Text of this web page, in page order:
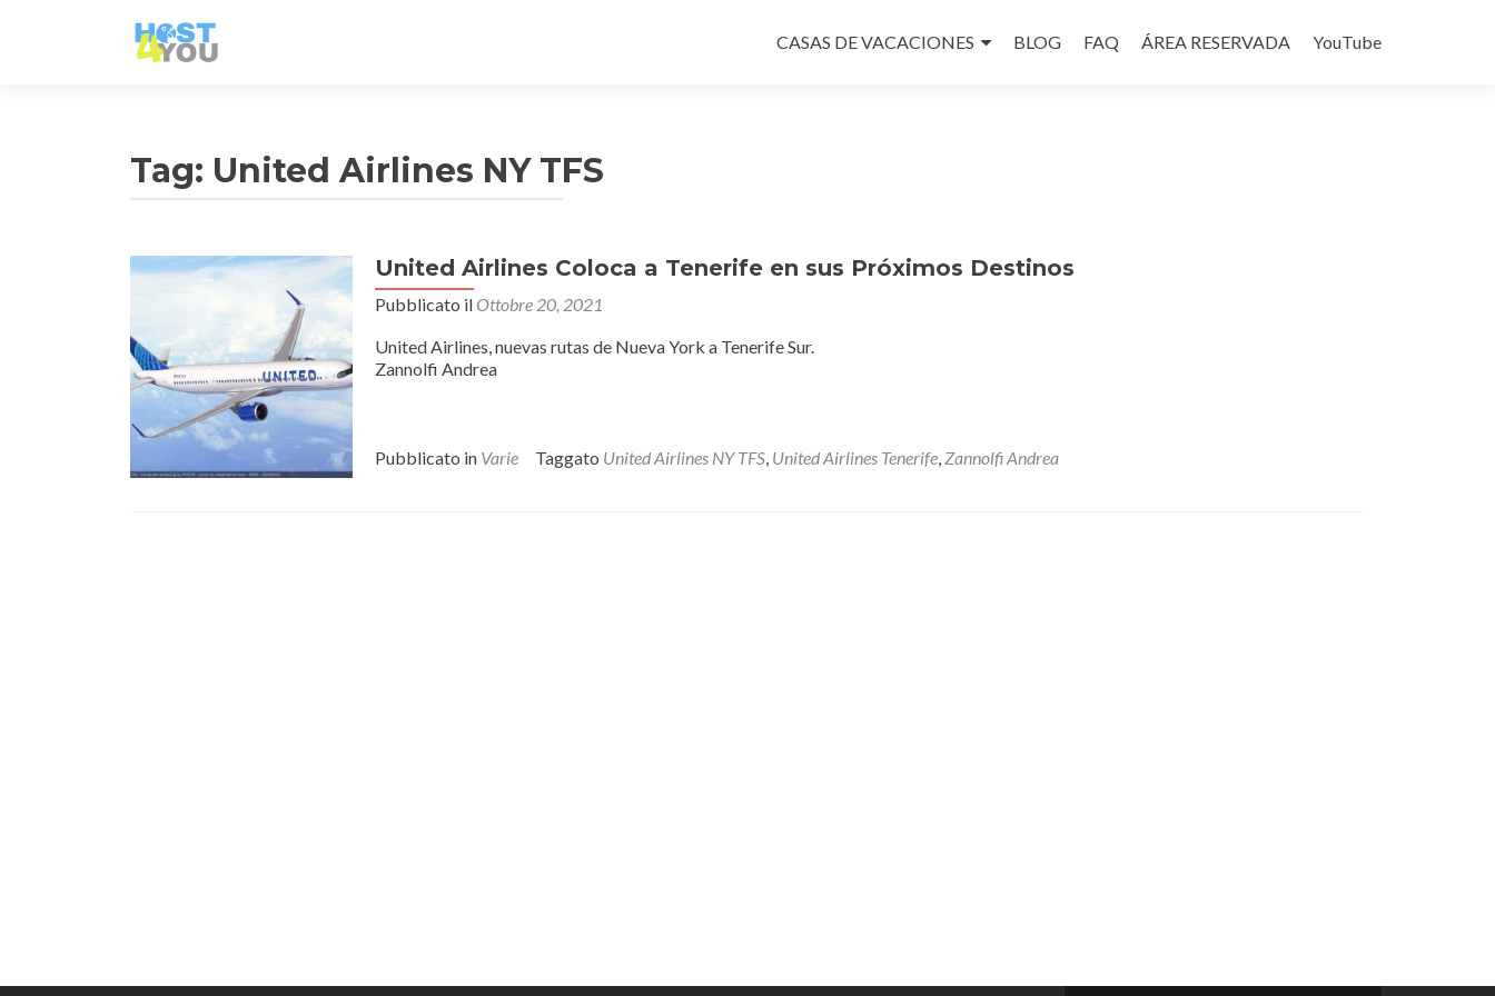
il
CASAS DE VACACIONES BLOG FAQ ÁREA RESERVADA YouTube
Tag: United Airlines NY TFS
United Airlines Coloca a Tenerife en sus Próximos Destinos
Pubblicato il Ottobre 20, 2021
United Airlines, nuevas rutas de Nueva York a Tenerife Sur.
Zannolfi Andrea
Pubblicato in Varie Taggato United Airlines NY TFS, United Airlines Tenerife, Zannolfi Andrea